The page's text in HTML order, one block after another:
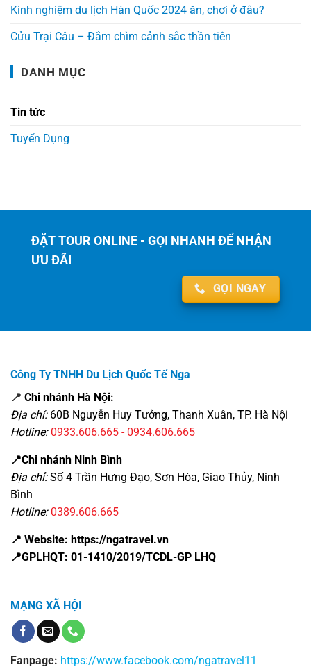
Kinh nghiệm du lịch Hàn Quốc 2024 ăn, chơi ở đâu?
Cửu Trại Câu – Đắm chìm cảnh sắc thần tiên
DANH MỤC
Tin tức
Tuyển Dụng
ĐẶT TOUR ONLINE - GỌI NHANH ĐỂ NHẬN
ƯU ĐÃI
GỌI NGAY
Công Ty TNHH Du Lịch Quốc Tế Nga
📍 Chi nhánh Hà Nội:
Địa chỉ:60B Nguyễn Huy Tưởng, Thanh Xuân, TP. Hà Nội
Hotline: 0933.606.665 - 0934.606.665
📍Chi nhánh Ninh Bình
Địa chỉ:Số 4 Trần Hưng Đạo, Sơn Hòa, Giao Thủy, Ninh
Bình
Hotline:0389.606.665
📍 Website: https://ngatravel.vn
📍GPLHQT: 01-1410/2019/TCDL-GP LHQ
MẠNG XÃ HỘI
Fanpage: https://www.facebook.com/ngatravel11